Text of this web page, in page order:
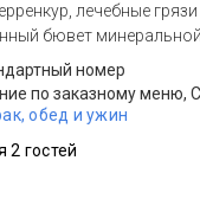
лечебные
бювет
номер
обед и ужин
2 гостей